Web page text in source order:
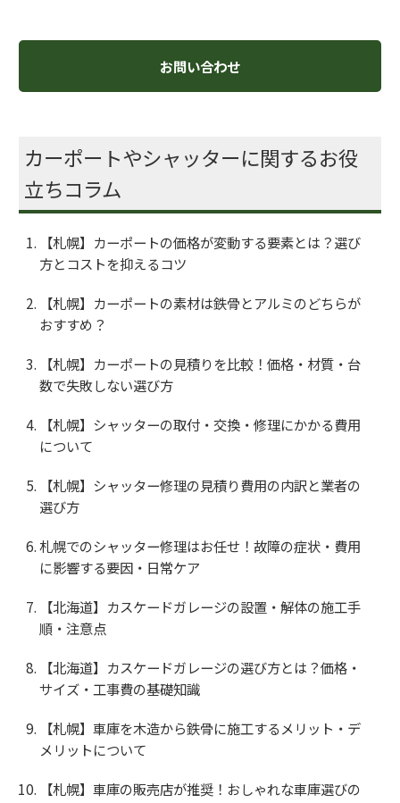
お問い合わせ
カーポートやシャッターに関するお役
立ちコラム
【札幌】カーポートの価格が変動する要素とは？選び
方とコストを抑えるコツ
【札幌】カーポートの素材は鉄骨とアルミのどちらが
おすすめ？
【札幌】カーポートの見積りを比較！価格・材質・台
数で失敗しない選び方
【札幌】シャッターの取付・交換・修理にかかる費用
について
【札幌】シャッター修理の見積り費用の内訳と業者の
選び方
札幌でのシャッター修理はお任せ！故障の症状・費用
に影響する要因・日常ケア
【北海道】カスケードガレージの設置・解体の施工手
順・注意点
【北海道】カスケードガレージの選び方とは？価格・
サイズ・工事費の基礎知識
【札幌】車庫を木造から鉄骨に施工するメリット・デ
メリットについて
【札幌】車庫の販売店が推奨！おしゃれな車庫選びの